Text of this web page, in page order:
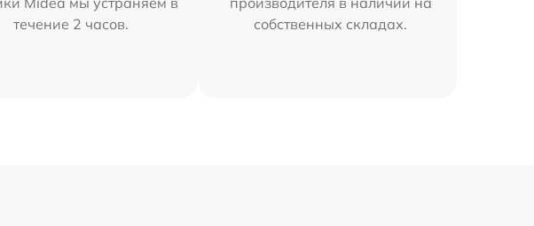
течение 2 часов.
собственных складах.